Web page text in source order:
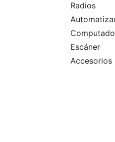
Radios
Escáner
Accesorios